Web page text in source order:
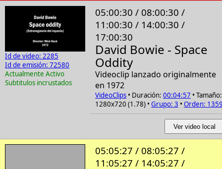
Id de video: 2285
Id de emisión: 72580
Actualmente Activo
Subtitulos incrustados
05:00:30 / 08:00:30 /
11:00:30 / 14:00:30 /
17:00:30
David Bowie - Space
Oddity
Videoclip lanzado originalmente
en 1972
VideoClips • Duración: 00:04:57 • Tamaño:
1280x720 (1.78) • Grupo: 3 • Orden:
Ver video local
05:05:27 / 08:05:27 /
11:05:27 / 14:05:27 /